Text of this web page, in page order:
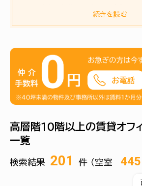
がない静かな職場環境を求めるお
10階以上の物件を掲載しています。
ら解放され、集中して仕事に取り組む
また、高層階ビルは高級なイメージ
備も整っていることから、企業のイメ
できます。
取引先からの信頼性の向上や落ち着
重視するお客様におすすめとなってい
その他、賃貸オフィス東京.comで
リアを中心に、賃貸オフィス・事務所
に役に立つ不動産情報や相場価格等
に合った物件情報を提供し、最適な
続きを読む
高層階10階以上の賃貸オフ
一覧
検索結果 201 件 （空室 445